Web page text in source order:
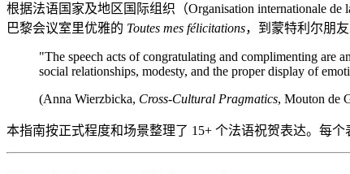
根据法语国家及地区国际组织（Organisation internationale
巴黎会议室里优雅的 Toutes mes félicitations，到蒙特利尔朋
"The speech acts of congratulating and complimenting are
social relationships, modesty, and the proper display of
(Anna Wierzbicka, Cross-Cultural Pragmatics, Mouton de
本指南按正式程度和场景整理了 15+ 个法语祝贺表达。每